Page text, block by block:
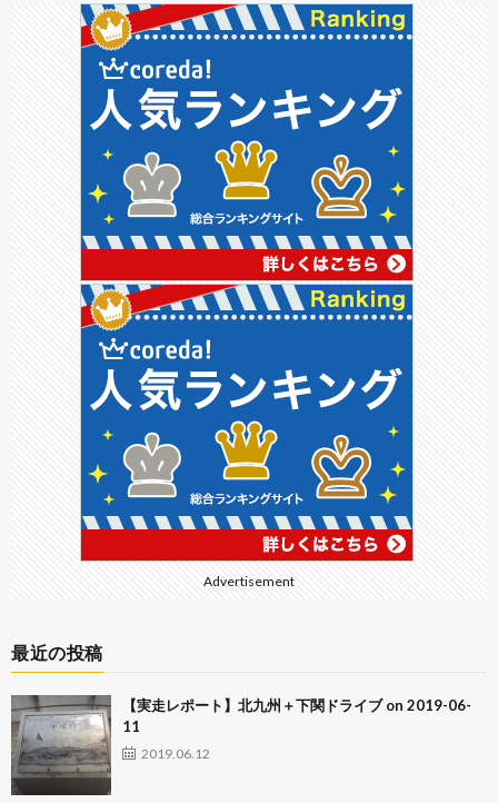
Advertisement
最近の投稿
【実走レポート】北九州＋下関ドライブ on 2019-06-
11
2019.06.12